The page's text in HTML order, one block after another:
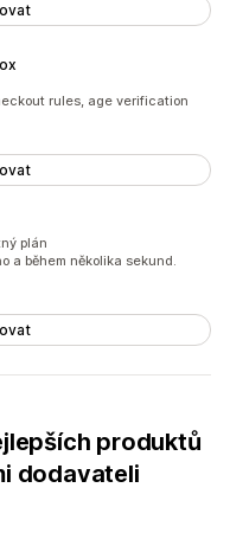
rules, age verification
plán
a během několika sekund.
produktů
dodavateli